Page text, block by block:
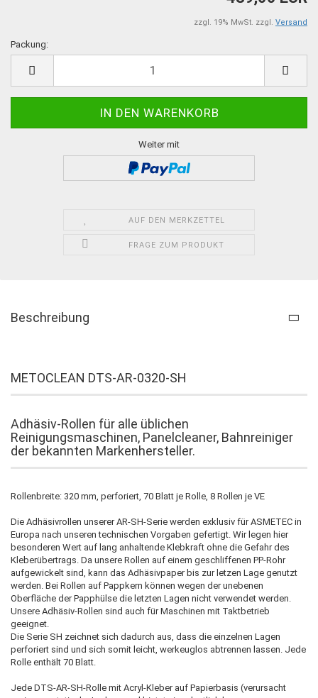
zzgl. 19% MwSt. zzgl. Versand
Packung:
Weiter mit
AUF DEN MERKZETTEL
FRAGE ZUM PRODUKT
Beschreibung
METOCLEAN DTS-AR-0320-SH
Adhäsiv-Rollen für alle üblichen
Reinigungsmaschinen, Panelcleaner, Bahnreiniger
der bekannten Markenhersteller.
Rollenbreite: 320 mm, perforiert, 70 Blatt je Rolle, 8 Rollen je VE
Die Adhäsivrollen unserer AR-SH-Serie werden exklusiv für ASMETEC in
Europa nach unseren technischen Vorgaben gefertigt. Wir legen hier
besonderen Wert auf lang anhaltende Klebkraft ohne die Gefahr des
Kleberübertrags. Da unsere Rollen auf einem geschliffenen PP-Rohr
aufgewickelt sind, kann das Adhäsivpaper bis zur letzen Lage genutzt
werden. Bei Rollen auf Pappkern können wegen der unebenen
Oberfläche der Papphülse die letzten Lagen nicht verwendet werden.
Unsere Adhäsiv-Rollen sind auch für Maschinen mit Taktbetrieb
geeignet.
Die Serie SH zeichnet sich dadurch aus, dass die einzelnen Lagen
perforiert sind und sich somit leicht, werkeuglos abtrennen lassen. Jede
Rolle enthält 70 Blatt.
Jede DTS-AR-SH-Rolle mit Acryl-Kleber auf Papierbasis (verursacht